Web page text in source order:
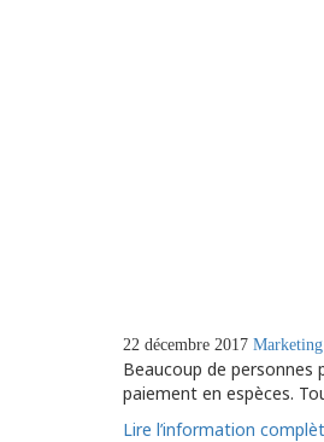
22 décembre 2017 Marketing
Beaucoup de
paiement en espèces.
Lire l’information